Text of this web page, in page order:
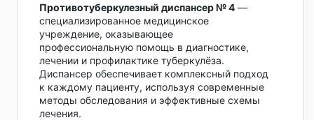
Противотуберкулезный диспансер № 4 —
специализированное медицинское
учреждение, оказывающее
профессиональную помощь в диагностике,
лечении и профилактике туберкулёза.
Диспансер обеспечивает комплексный подход
к каждому пациенту, используя современные
методы обследования и эффективные схемы
лечения.